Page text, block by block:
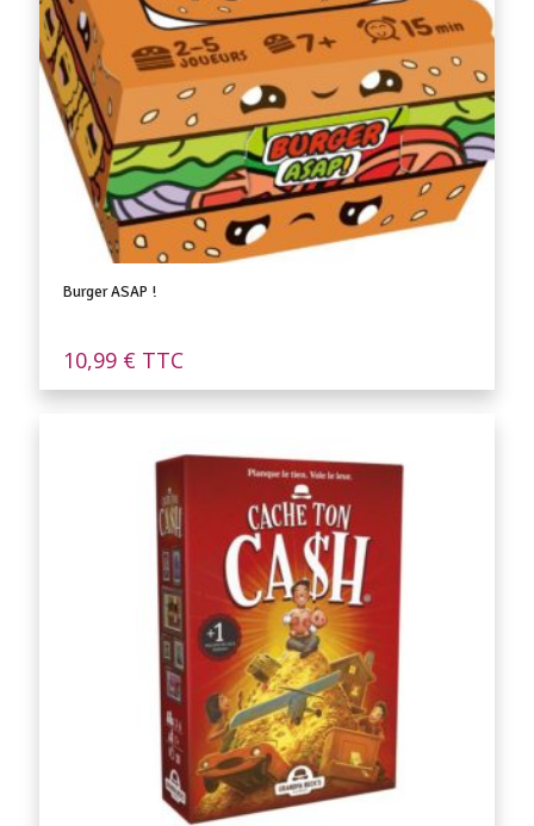
Burger ASAP !
10,99 € TTC